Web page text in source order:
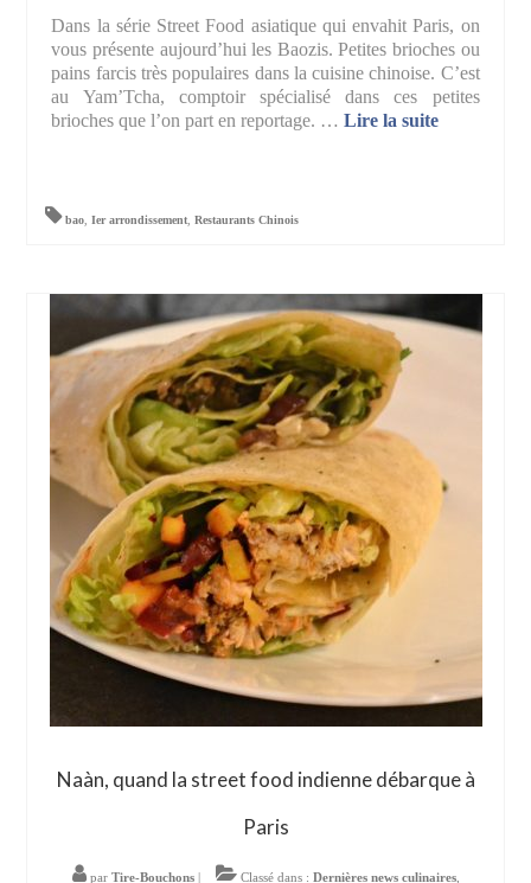
Dans la série Street Food asiatique qui envahit Paris, on
vous présente aujourd’hui les Baozis. Petites brioches ou
pains farcis très populaires dans la cuisine chinoise. C’est
au Yam’Tcha, comptoir spécialisé dans ces petites
brioches que l’on part en reportage. …Lire la suite­­
bao,Ier arrondissement,Restaurants Chinois
Naàn, quand la street food indienne débarque à
Paris
par Tire-Bouchons| Classé dans : Dernières news culinaires,